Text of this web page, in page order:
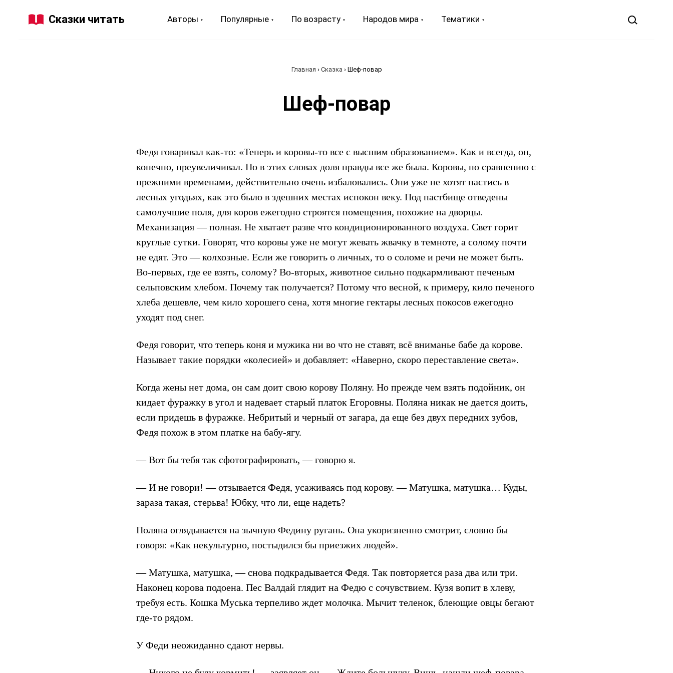
Сказки читать Авторы Популярные По возрасту Народов мира Тематики
Главная › Сказка › Шеф-повар
Шеф-повар
Федя говаривал как-то: «Теперь и коровы-то все с высшим образованием». Как и всегда, он,
конечно, преувеличивал. Но в этих словах доля правды все же была. Коровы, по сравнению с
прежними временами, действительно очень избаловались. Они уже не хотят пастись в
лесных угодьях, как это было в здешних местах испокон веку. Под пастбище отведены
самолучшие поля, для коров ежегодно строятся помещения, похожие на дворцы.
Механизация — полная. Не хватает разве что кондиционированного воздуха. Свет горит
круглые сутки. Говорят, что коровы уже не могут жевать жвачку в темноте, а солому почти
не едят. Это — колхозные. Если же говорить о личных, то о соломе и речи не может быть.
Во-первых, где ее взять, солому? Во-вторых, животное сильно подкармливают печеным
сельповским хлебом. Почему так получается? Потому что весной, к примеру, кило печеного
хлеба дешевле, чем кило хорошего сена, хотя многие гектары лесных покосов ежегодно
уходят под снег.
Федя говорит, что теперь коня и мужика ни во что не ставят, всё вниманье бабе да корове.
Называет такие порядки «колесией» и добавляет: «Наверно, скоро переставление света».
Когда жены нет дома, он сам доит свою корову Поляну. Но прежде чем взять подойник, он
кидает фуражку в угол и надевает старый платок Егоровны. Поляна никак не дается доить,
если придешь в фуражке. Небритый и черный от загара, да еще без двух передних зубов,
Федя похож в этом платке на бабу-ягу.
— Вот бы тебя так сфотографировать, — говорю я.
— И не говори! — отзывается Федя, усаживаясь под корову. — Матушка, матушка… Куды,
зараза такая, стерьва! Юбку, что ли, еще надеть?
Поляна оглядывается на зычную Федину ругань. Она укоризненно смотрит, словно бы
говоря: «Как некультурно, постыдился бы приезжих людей».
— Матушка, матушка, — снова подкрадывается Федя. Так повторяется раза два или три.
Наконец корова подоена. Пес Валдай глядит на Федю с сочувствием. Кузя вопит в хлеву,
требуя есть. Кошка Муська терпеливо ждет молочка. Мычит теленок, блеющие овцы бегают
где-то рядом.
У Феди неожиданно сдают нервы.